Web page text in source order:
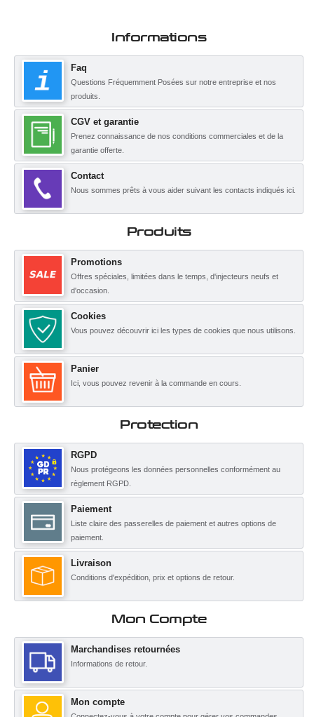
Informations
Faq
Questions Fréquemment Posées sur notre entreprise et nos
produits.
CGV et garantie
Prenez connaissance de nos conditions commerciales et de la
garantie offerte.
Contact
Nous sommes prêts à vous aider suivant les contacts indiqués ici.
Produits
Promotions
Offres spéciales, limitées dans le temps, d'injecteurs neufs et
d'occasion.
Cookies
Vous pouvez découvrir ici les types de cookies que nous utilisons.
Panier
Ici, vous pouvez revenir à la commande en cours.
Protection
RGPD
Nous protégeons les données personnelles conformément au
règlement RGPD.
Paiement
Liste claire des passerelles de paiement et autres options de
paiement.
Livraison
Conditions d'expédition, prix et options de retour.
Mon Compte
Marchandises retournées
Informations de retour.
Mon compte